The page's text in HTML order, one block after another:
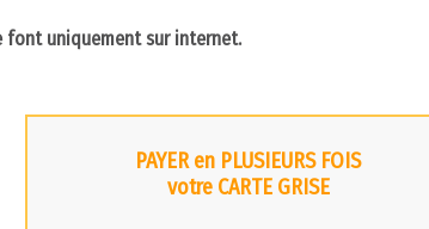
font uniquement sur internet.
PAYER en PLUSIEURS FOIS
votre CARTE GRISE